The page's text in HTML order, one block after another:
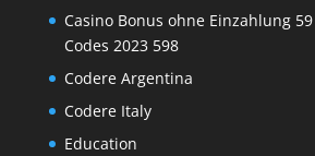
Casino Bonus ohne Einzahlung 59
Codes 2023 598
Codere Argentina
Codere Italy
Education